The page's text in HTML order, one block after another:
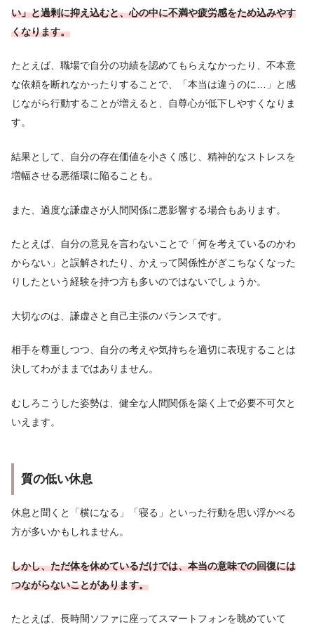
い」と過剰に抑え込むと、心の中に不満や疲労感をため込みやす
くなります。
たとえば、職場で自分の功績を認めてもらえなかったり、不本意
な依頼を断れなかったりすることで、「本当は違うのに…」と感
じながら行動することが増えると、自尊心が低下しやすくなりま
す。
結果として、自分の存在価値を小さく感じ、精神的なストレスを
増幅させる悪循環に陥ることも。
また、過度な謙虚さが人間関係に悪影響する場合もあります。
たとえば、自分の意見を言わないことで「何を考えているのかわ
からない」と誤解されたり、かえって関係性がぎこちなくなった
りしたという経験を持つ方も多いのではないでしょうか。
大切なのは、謙虚さと自己主張のバランスです。
相手を尊重しつつ、自分の考えや気持ちを適切に表現することは
決してわがままではありません。
むしろこうした姿勢は、健全な人間関係を築く上で必要不可欠と
いえます。
質の低い休息
休息と聞くと「横になる」「寝る」といった行動を思い浮かべる
方が多いかもしれません。
しかし、ただ体を休めているだけでは、本当の意味での回復には
つながらないことがあります。
たとえば、長時間ソファに座ってスマートフォンを眺めていて